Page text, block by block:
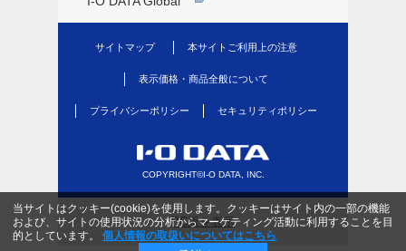
サイトマップ 本サイトご利用上の注意
表示価格・商品全般について
プライバシーポリシー セキュリティポリシー
COPYRIGHT©I-O DATA, INC.
当サイトはクッキー(cookie)を使用します。クッキーはサイト内の一部の機能
および、サイトの使用状況の分析からマーケティング活動に利用することを目
的としています。
個人情報の取扱いについてはこちら
PC版を表示